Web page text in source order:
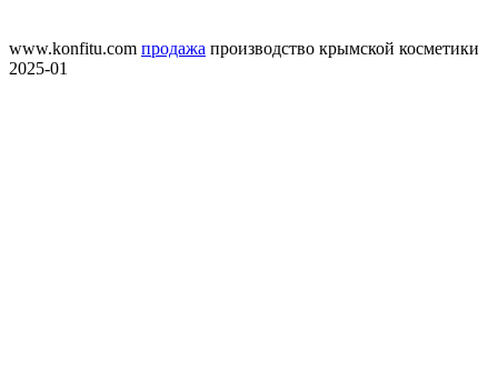
www.konfitu.com продажа производство крымской косметики
2025-01